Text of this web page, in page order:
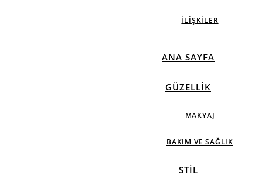
İLIŞKILER
ANA SAYFA
GÜZELLIK
MAKYAJ
BAKIM VE SAĞLIK
STIL